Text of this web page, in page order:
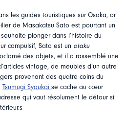
les guides touristiques sur Osaka, or
de Masakatsu Sato est pourtant un
plonger dans l’histoire du
compulsif, Sato est un otaku
des objets, et il a rassemblé une
vintage, de meubles d’un autre
provenant des quatre coins du
Tsumugi Syoukai se cache au cœur
qui vaut résolument le détour si